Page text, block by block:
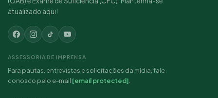
atualizado aqui!
ASSESSORIA DE IMPRENSA
Para pautas, entrevistas e solicitações da mídia, fale
conosco pelo e-mail [email protected]